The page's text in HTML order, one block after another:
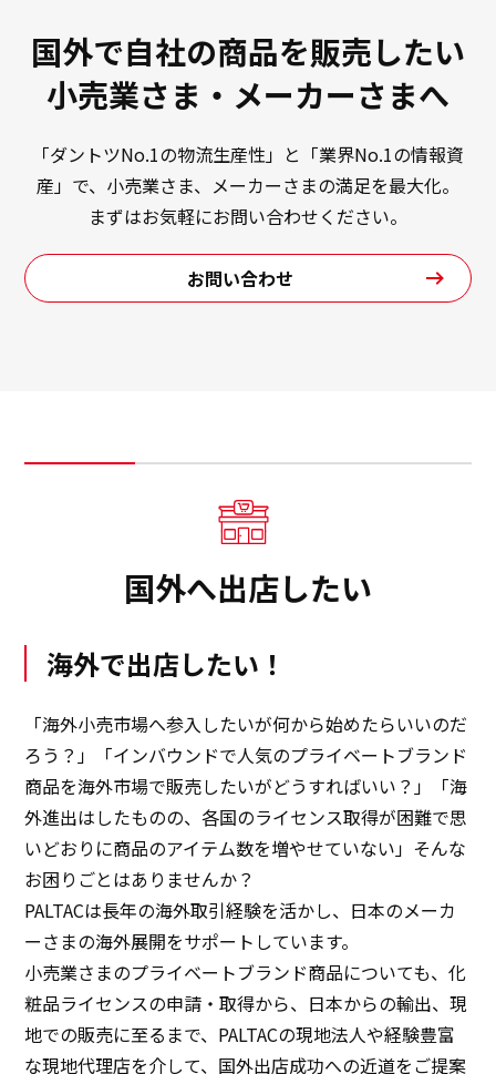
国外で自社の商品を販売したい
小売業さま・メーカーさまへ
「ダントツNo.1の物流生産性」と「業界No.1の情報資
産」で、小売業さま、メーカーさまの満足を最大化。
まずはお気軽にお問い合わせください。
お問い合わせ
国外へ出店したい
海外で出店したい！
「海外小売市場へ参入したいが何から始めたらいいのだ
ろう？」「インバウンドで人気のプライベートブランド
商品を海外市場で販売したいがどうすればいい？」「海
外進出はしたものの、各国のライセンス取得が困難で思
いどおりに商品のアイテム数を増やせていない」そんな
お困りごとはありませんか？
PALTACは長年の海外取引経験を活かし、日本のメーカ
ーさまの海外展開をサポートしています。
小売業さまのプライベートブランド商品についても、化
粧品ライセンスの申請・取得から、日本からの輸出、現
地での販売に至るまで、PALTACの現地法人や経験豊富
な現地代理店を介して、国外出店成功への近道をご提案